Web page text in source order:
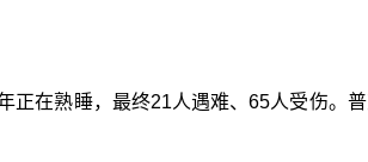
正在熟睡，最终21人遇难、65人受伤。